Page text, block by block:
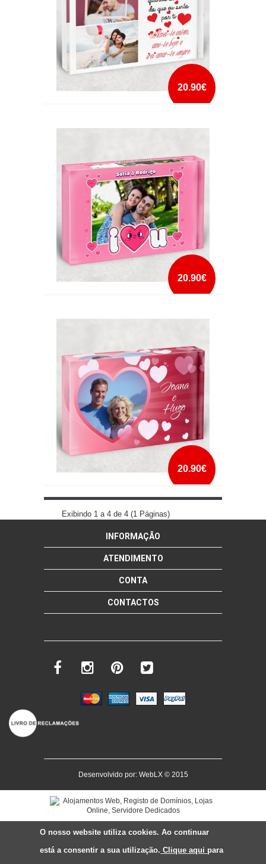
20.90€
mais info
add à lista
20.90€
mais info
add à lista
20.90€
CRISTAL NAMORADOS
mais info
add à lista
Exibindo 1 a 4 de 4 (1 Páginas)
INFORMAÇÃO
ATENDIMENTO
CONTA
CONTACTOS
Desenvolvido por: WebLX© 2015
O nosso website utiliza cookies. Ao continuar
está a consentir a sua utilização. Clique aqui para